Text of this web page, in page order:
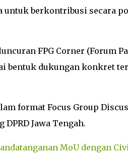
untuk berkontribusi secara
FPG Corner (Forum
bentuk dukungan konkret
format Focus Group
Jawa Tengah.
MoU dengan